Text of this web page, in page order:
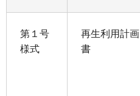
第１号
様式
再生利用計画
書